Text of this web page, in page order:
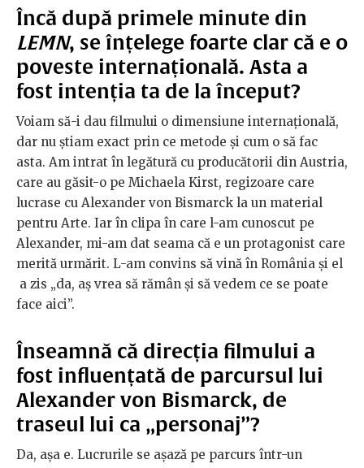
Încă după primele minute din
LEMN, se înțelege foarte clar că e o
poveste internațională. Asta a
fost intenția ta de la început?
Voiam să-i dau filmului o dimensiune internațională,
dar nu știam exact prin ce metode și cum o să fac
asta. Am intrat în legătură cu producătorii din Austria,
care au găsit-o pe Michaela Kirst, regizoare care
lucrase cu Alexander von Bismarck la un material
pentru Arte. Iar în clipa în care l-am cunoscut pe
Alexander, mi-am dat seama că e un protagonist care
merită urmărit. L-am convins să vină în România și el
a zis „da, aș vrea să rămân și să vedem ce se poate
face aici”.
Înseamnă că direcția filmului a
fost influențată de parcursul lui
Alexander von Bismarck, de
traseul lui ca „personaj”?
Da, așa e. Lucrurile se așază pe parcurs într-un